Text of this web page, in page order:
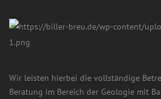
Wir leisten hierbei die vollständige
Beratung im Bereich der Geologie mit